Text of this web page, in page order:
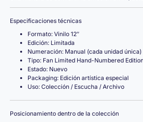
Especificaciones técnicas
Formato: Vinilo 12″
Edición: Limitada
Numeración: Manual (cada unidad única)
Tipo: Fan Limited Hand-Numbered
Estado: Nuevo
Packaging: Edición artística especial
Uso: Colección / Escucha / Archivo
Posicionamiento dentro de la colección